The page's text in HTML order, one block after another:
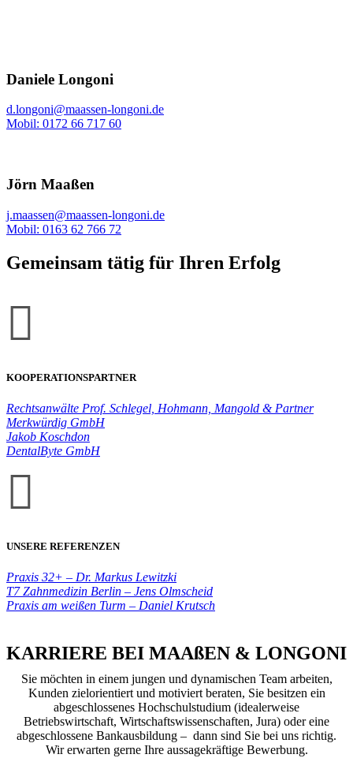
Daniele Longoni
d.longoni@maassen-longoni.de
Mobil: 0172 66 717 60
Jörn Maaßen
j.maassen@maassen-longoni.de
Mobil: 0163 62 766 72
Gemeinsam tätig für Ihren Erfolg

KOOPERATIONSPARTNER
Rechtsanwälte Prof. Schlegel, Hohmann, Mangold & Partner
Merkwürdig GmbH
Jakob Koschdon
DentalByte GmbH

UNSERE REFERENZEN
Praxis 32+ – Dr. Markus Lewitzki
T7 Zahnmedizin Berlin – Jens Olmscheid
Praxis am weißen Turm – Daniel Krutsch
KARRIERE BEI MAAßEN & LONGONI
Sie möchten in einem jungen und dynamischen Team arbeiten,
Kunden zielorientiert und motiviert beraten, Sie besitzen ein
abgeschlossenes Hochschulstudium (idealerweise
Betriebswirtschaft, Wirtschaftswissenschaften, Jura) oder eine
abgeschlossene Bankausbildung – dann sind Sie bei uns richtig.
Wir erwarten gerne Ihre aussagekräftige Bewerbung.